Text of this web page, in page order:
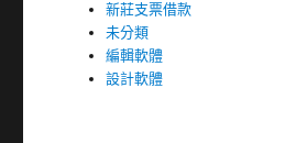
新莊支票借款
未分類
編輯軟體
設計軟體